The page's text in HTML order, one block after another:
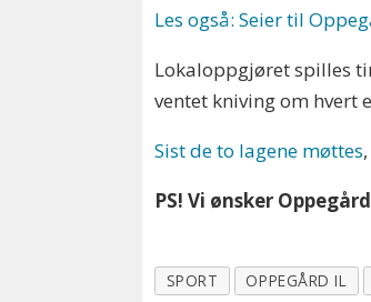
Les også: Seier til
Lokaloppgjøret spilles
ventet kniving om hvert
Sist de to lagene møttes
PS! Vi ønsker
SPORT OPPEGÅRD IL